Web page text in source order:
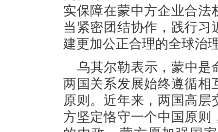
实保障在蒙中方企业合法
当紧密团结协作，践行
建更加公正合理的全球治
乌其尔勒表示，蒙中是
两国关系发展始终遵循相
原则。近年来，两国高
方坚定恪守一个中国原则